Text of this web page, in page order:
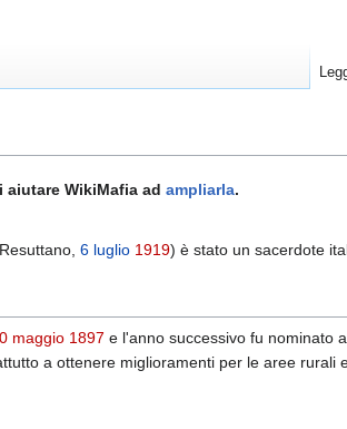
aiutare WikiMafia ad ampliarla.
6 luglio 1919) è stato un sacerdote
maggio 1897 e l'anno successivo fu nominato
a ottenere miglioramenti per le aree